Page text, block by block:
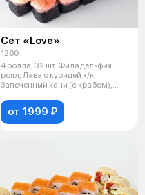
Сет «Love»
1260 г
4 ролла, 32 шт. Филадельфия
роял, Лава с курицей х/к,
Запеченный кани (с крабом),
от 1999 ₽